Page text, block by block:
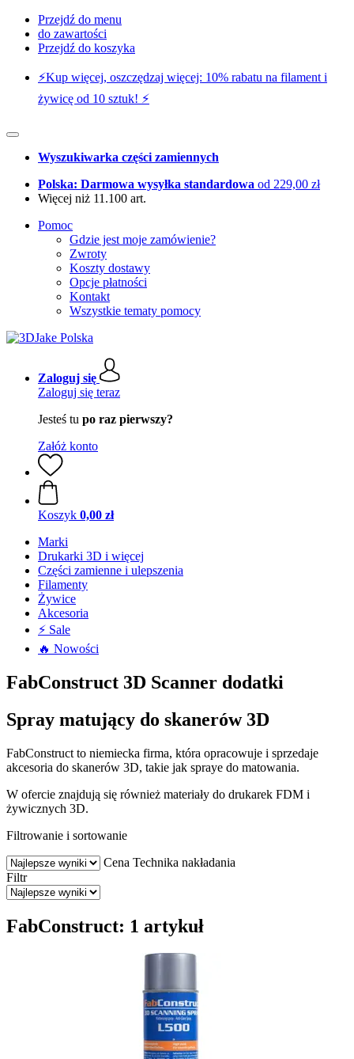
Przejdź do menu
do zawartości
Przejdź do koszyka
⚡️Kup więcej, oszczędzaj więcej: 10% rabatu na filament i
żywicę od 10 sztuk! ⚡️
Wyszukiwarka części zamiennych
Polska: Darmowa wysyłka standardowa od 229,00 zł
Więcej niż 11.100 art.
Pomoc
Gdzie jest moje zamówienie?
Zwroty
Koszty dostawy
Opcje płatności
Kontakt
Wszystkie tematy pomocy
Zaloguj się
Zaloguj się teraz
Jesteś tu po raz pierwszy?
Załóż konto
Koszyk 0,00 zł
Marki
Drukarki 3D i więcej
Części zamienne i ulepszenia
Filamenty
Żywice
Akcesoria
⚡ Sale
🔥 Nowości
FabConstruct 3D Scanner dodatki
Spray matujący do skanerów 3D
FabConstruct to niemiecka firma, która opracowuje i sprzedaje
akcesoria do skanerów 3D, takie jak spraye do matowania.
W ofercie znajdują się również materiały do drukarek FDM i
żywicznych 3D.
Filtrowanie i sortowanie
Cena Technika nakładania
Filtr
FabConstruct: 1 artykuł